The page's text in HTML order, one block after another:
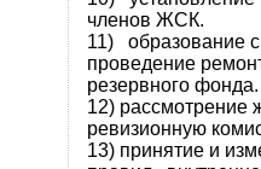
членов ЖСК.
11) образование
проведение
резервного фонда.
12) рассмотрение
ревизионную
13) принятие и